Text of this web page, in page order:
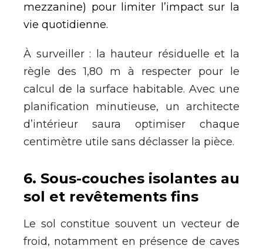
mezzanine) pour limiter l’impact sur la
vie quotidienne.
À surveiller : la hauteur résiduelle et la
règle des 1,80 m à respecter pour le
calcul de la surface habitable. Avec une
planification minutieuse, un architecte
d’intérieur saura optimiser chaque
centimètre utile sans déclasser la pièce.
6. Sous-couches isolantes au
sol et revêtements fins
Le sol constitue souvent un vecteur de
froid, notamment en présence de caves